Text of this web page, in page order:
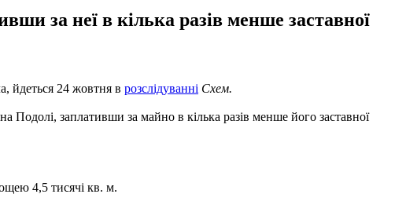
за неї в кілька разів менше заставної
йдеться 24 жовтня в розслідуванні Схем.
Подолі, заплативши за майно в кілька разів менше його заставної
4,5 тисячі кв. м.